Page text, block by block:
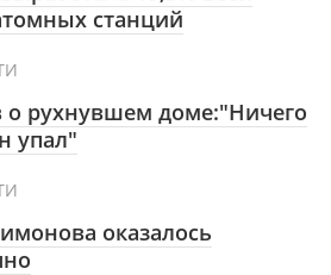
станций
о рухнувшем доме:"Ничего
упал"
оказалось